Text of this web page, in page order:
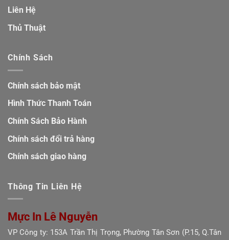
Liên Hệ
Thủ Thuật
Chính Sách
Chính sách bảo mật
Hình Thức Thanh Toán
Chính Sách Bảo Hành
Chính sách đổi trả hàng
Chính sách giao hàng
Thông Tin Liên Hệ
Mực In Lê Nguyễn
VP Công ty: 153A Trần Thị Trọng, Phường Tân Sơn (P.15, Q.Tân